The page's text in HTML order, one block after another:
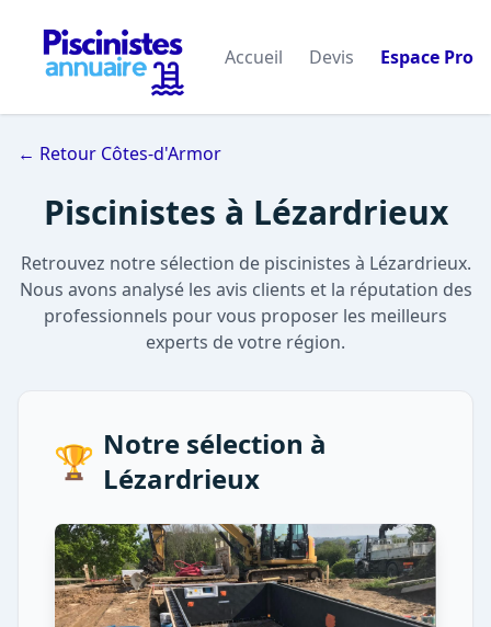
Accueil Devis Espace Pro
← Retour Côtes-d'Armor
Piscinistes à Lézardrieux
Retrouvez notre sélection de piscinistes à Lézardrieux.
Nous avons analysé les avis clients et la réputation des
professionnels pour vous proposer les meilleurs
experts de votre région.
🏆 Notre sélection à
Lézardrieux